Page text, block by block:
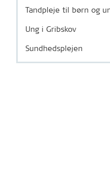
Tandpleje til børn og
Ung i Gribskov
Sundhedsplejen